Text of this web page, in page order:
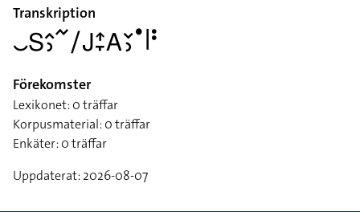
Transkription
􌤛􌥅􌤵􌤶􌥨􌥠􌤢􌤴􌥙􌤤􌥖􌤶􌤟􌥼􌥻
Förekomster
Lexikonet: 0 träffar
Korpusmaterial: 0 träffar
Enkäter: 0 träffar
Uppdaterat: 2026-08-07